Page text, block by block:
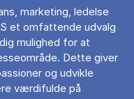
marketing, ledelse
et omfattende udvalg
mulighed for at
Dette giver
og udvikle
værdifulde på